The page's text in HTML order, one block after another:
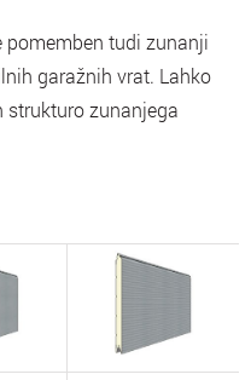
tudi zunanji
garažnih vrat. Lahko
zunanjega